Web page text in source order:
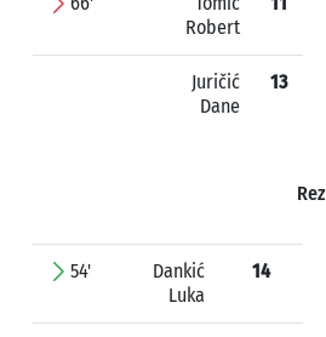
Robert
Juričić
Dane
13
54'
Dankić
Luka
14